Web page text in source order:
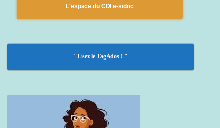
L'espace du CDI e-sidoc
"Lisez le TagAdos ! "